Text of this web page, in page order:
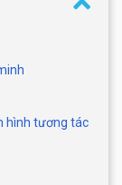
hình tương tác